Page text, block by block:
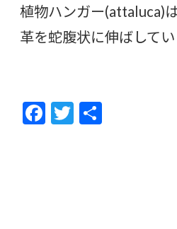
植物ハンガー(attaluca)
革を蛇腹状に伸ばしてい
F
ac
T
w